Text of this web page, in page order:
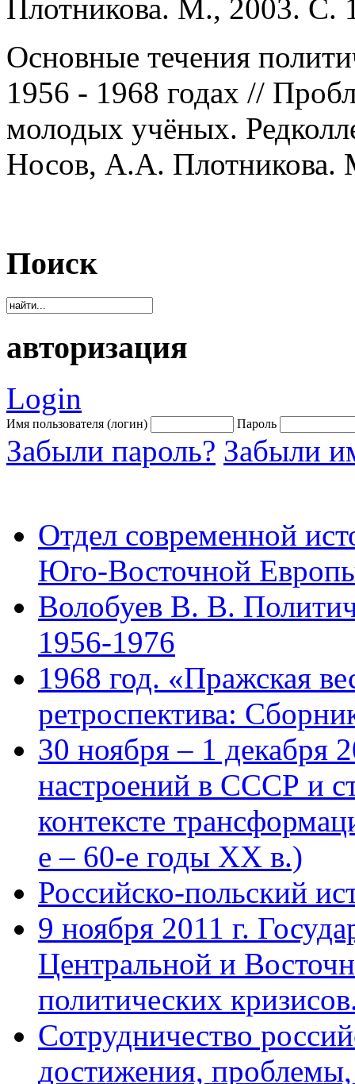
Плотникова. М., 2003. С.
Основные течения
1956 - 1968 годах //
молодых учёных.
Носов, А.А. Плотникова.
Поиск
авторизация
Login
Имя пользователя (логин) Пароль
Забыли пароль? Забыли
Отдел современной
Юго-Восточной
Волобуев В. В.
1956-1976
1968 год. «Пражская
ретроспектива:
30 ноября – 1 декабря
настроений в СССР и
контексте
е – 60-е годы ХХ в.)
Российско-польский
9 ноября 2011 г.
Центральной и
политических
Сотрудничество
достижения,